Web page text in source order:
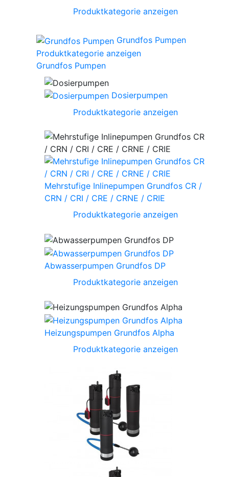
Produktkategorie anzeigen
Grundfos Pumpen
Produktkategorie anzeigen
Grundfos Pumpen
Dosierpumpen
Produktkategorie anzeigen
Mehrstufige Inlinepumpen Grundfos CR /
CRN / CRI / CRE / CRNE / CRIE
Produktkategorie anzeigen
Abwasserpumpen Grundfos DP
Produktkategorie anzeigen
Heizungspumpen Grundfos Alpha
Produktkategorie anzeigen